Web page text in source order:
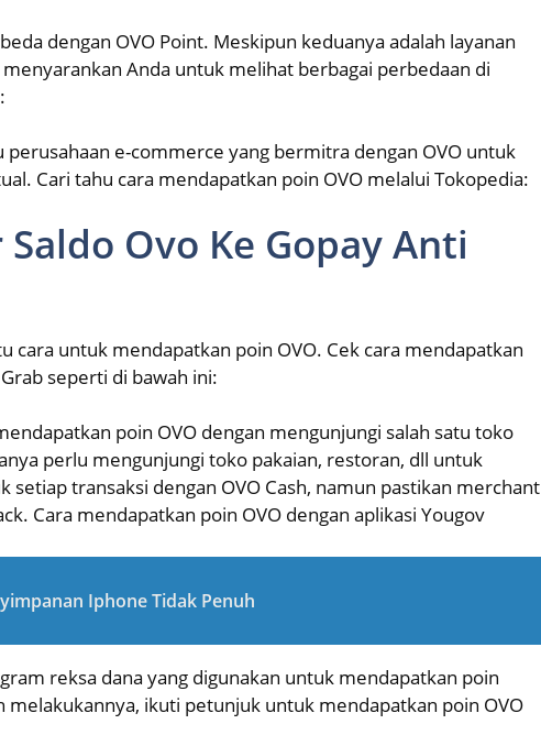
dengan OVO Point. Meskipun keduanya adalah layanan
Anda untuk melihat berbagai perbedaan di
perusahaan e-commerce yang bermitra dengan OVO untuk
Cari tahu cara mendapatkan poin OVO melalui Tokopedia:
Ovo Ke Gopay Anti
cara untuk mendapatkan poin OVO. Cek cara mendapatkan
seperti di bawah ini:
poin OVO dengan mengunjungi salah satu toko
perlu mengunjungi toko pakaian, restoran, dll untuk
setiap transaksi dengan OVO Cash, namun pastikan merchant
Cara mendapatkan poin OVO dengan aplikasi Yougov
Iphone Tidak Penuh
reksa dana yang digunakan untuk mendapatkan poin
melakukannya, ikuti petunjuk untuk mendapatkan poin OVO